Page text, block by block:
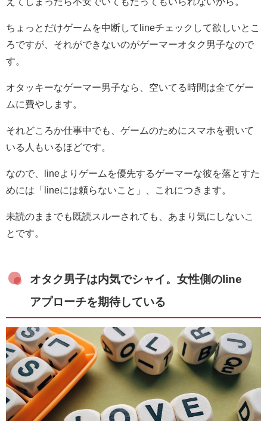
ちょっとだけゲームを中断してlineチェックして欲しいとこ
ろですが、それができないのがゲーマーオタク男子なので
す。
オタッキーなゲーマー男子なら、空いてる時間は全てゲー
ムに費やします。
それどころか仕事中でも、ゲームのためにスマホを覗いて
いる人もいるほどです。
なので、lineよりゲームを優先するゲーマーな彼を落とすた
めには「lineには頼らないこと」、これにつきます。
未読のままでも既読スルーされても、あまり気にしないこ
とです。
オタク男子は内気でシャイ。女性側のline
アプローチを期待している